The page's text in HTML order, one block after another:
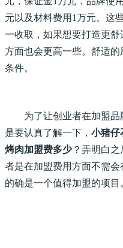
元以及材料费用1万元。这
一收取，如果想要打造更
方面也会更高一些。舒适
条件。
为了让创业者在加盟
是要认真了解一下， 小猪仔
烤肉加盟费多少？弄明白之
者是在加盟费用方面不需会
的确是一个值得加盟的项目